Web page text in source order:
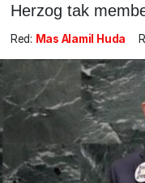
Herzog tak
Red: Mas Alamil Huda